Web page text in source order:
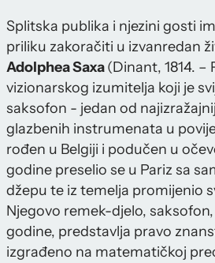
Splitska publika i njezini gosti
priliku zakoračiti u izvanredan
Adolphea Saxa(Dinant, 1814. –
vizionarskog izumitelja koji je
saksofon - jedan od
glazbenih instrumenata u
rođen u Belgiji i podučen u
godine preselio se u Pariz sa
džepu te iz temelja promijenio
Njegovo remek-djelo,
godine, predstavlja pravo
izgrađeno na matematičkoj